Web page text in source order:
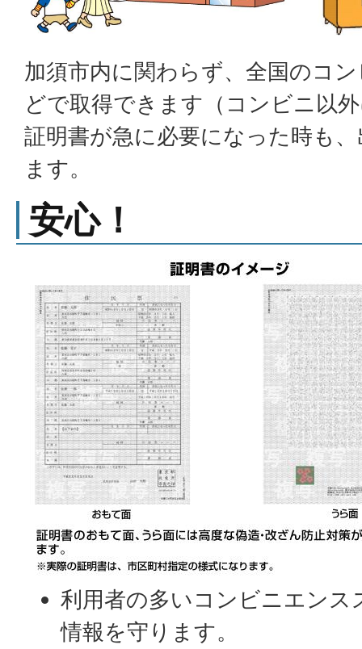
加須市内に関わらず、全国のコ
どで取得できます（コンビニ以
証明書が急に必要になった時も
ます。
安心！
利用者の多いコンビニエンス
情報を守ります。